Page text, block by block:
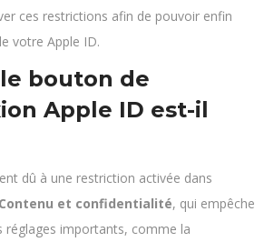
ces restrictions afin de pouvoir enfin
votre Apple ID.
bouton de
Apple ID est-il
dû à une restriction activée dans
Contenu et confidentialité, qui empêche
réglages importants, comme la